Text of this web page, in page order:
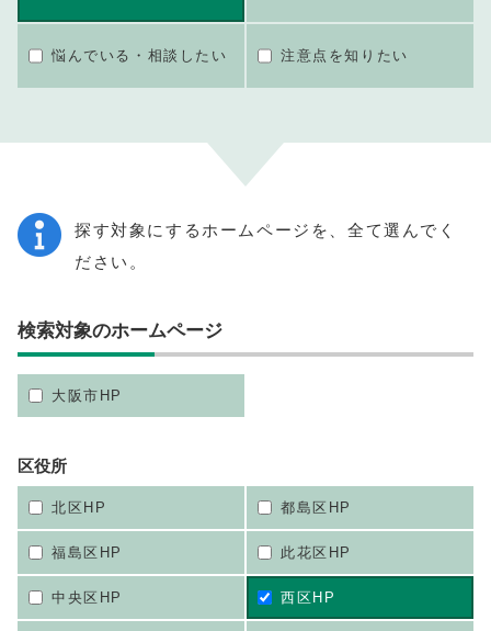
悩んでいる・相談したい 注意点を知りたい
探す対象にするホームページを、全て選んでく
ださい。
検索対象のホームページ
大阪市HP
区役所
北区HP 都島区HP
福島区HP 此花区HP
中央区HP 西区HP